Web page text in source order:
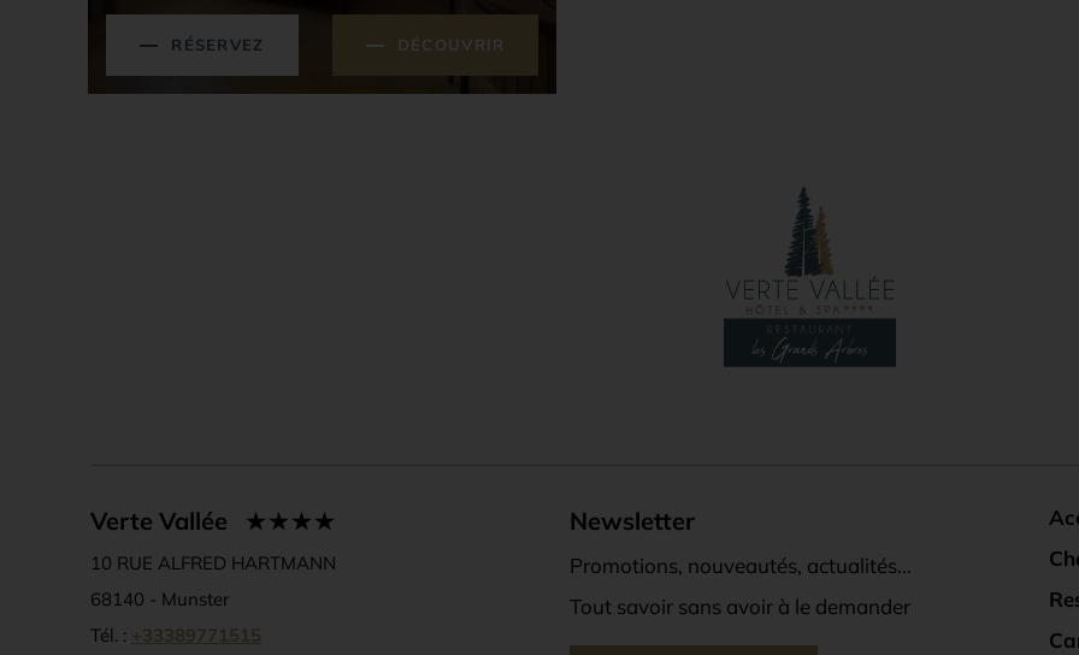
RÉSERVEZ DÉCOUVRIR
Verte Vallée
10 RUE ALFRED HARTMANN
68140 - Munster
Tél. : +33389771515
Newsletter
Promotions, nouveautés, actualités...
Tout savoir sans avoir à le demander